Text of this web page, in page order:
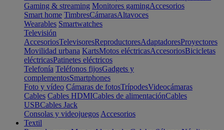
Gaming & streaming Monitores gamingAccesorios
Smart home TimbresCámarasAltavoces
Wearables Smartwatches
Televisión
AccesoriosTelevisoresReproductoresAdaptadoresProyectores
Movilidad urbana KartsMotos eléctricasAccesoriosBicicletas
eléctricasPatinetes eléctricos
Telefonía Teléfonos fijosGadgets y
complementosSmartphones
Foto y vídeo Cámaras de fotosTrípodesVideocámaras
Cables Cables HDMICables de alimentaciónCables
USBCables Jack
Consolas y videojuegos Accesorios
Textil